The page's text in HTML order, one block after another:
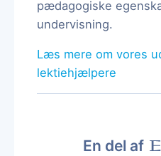
pædagogiske
undervisning.
Læs mere om vores
lektiehjælpere
En del af